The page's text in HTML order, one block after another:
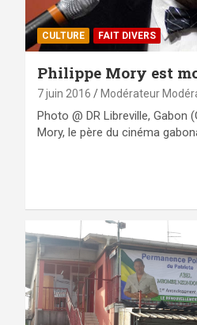
CULTURE FAIT DIVERS
Philippe Mory est
7 juin 2016 Modérateur
Photo @ DR Libreville, Gabon
Mory, le père du cinéma